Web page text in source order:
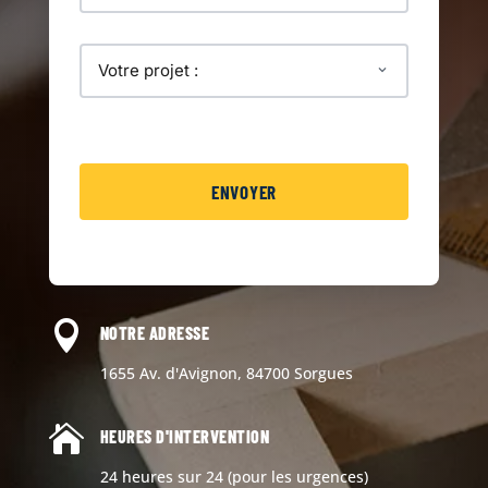

NOTRE ADRESSE
1655 Av. d'Avignon, 84700 Sorgues

HEURES D'INTERVENTION
24 heures sur 24 (pour les urgences)